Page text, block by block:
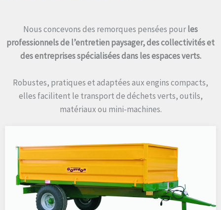
Nous concevons des remorques pensées pourles
professionnels de l’entretien paysager, des collectivités et
des entreprises spécialisées dans les espaces verts.
Robustes, pratiques et adaptées aux engins compacts,
elles facilitent le transport de déchets verts, outils,
matériaux ou mini-machines.